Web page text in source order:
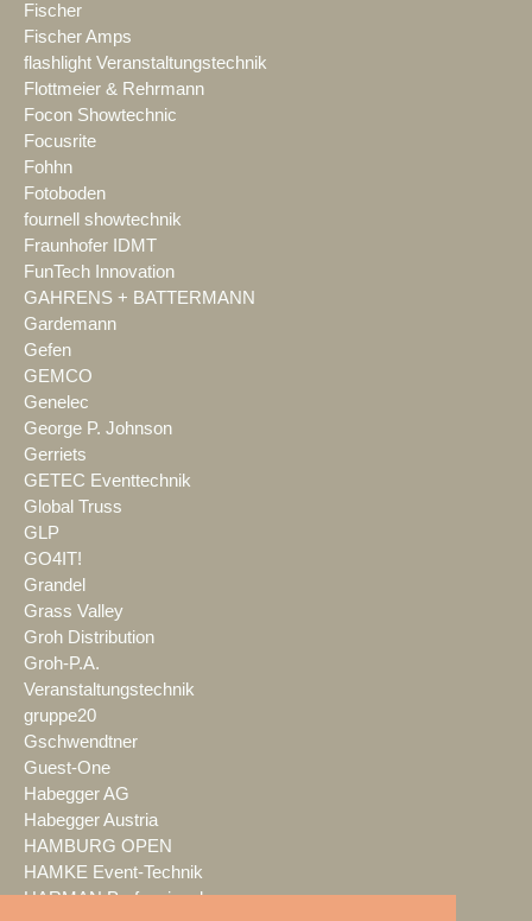
Fischer
Fischer Amps
flashlight Veranstaltungstechnik
Flottmeier & Rehrmann
Focon Showtechnic
Focusrite
Fohhn
Fotoboden
fournell showtechnik
Fraunhofer IDMT
FunTech Innovation
GAHRENS + BATTERMANN
Gardemann
Gefen
GEMCO
Genelec
George P. Johnson
Gerriets
GETEC Eventtechnik
Global Truss
GLP
GO4IT!
Grandel
Grass Valley
Groh Distribution
Groh-P.A.
Veranstaltungstechnik
gruppe20
Gschwendtner
Guest-One
Habegger AG
Habegger Austria
HAMBURG OPEN
HAMKE Event-Technik
HARMAN Professional